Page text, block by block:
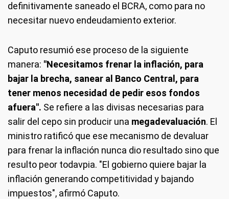
definitivamente saneado el BCRA, como para no
necesitar nuevo endeudamiento exterior.
Caputo resumió ese proceso de la siguiente
manera: "Necesitamos frenar la inflación, para
bajar la brecha, sanear al Banco Central, para
tener menos necesidad de pedir esos fondos
afuera". Se refiere a las divisas necesarias para
salir del cepo sin producir una megadevaluación. El
ministro ratificó que ese mecanismo de devaluar
para frenar la inflación nunca dio resultado sino que
resulto peor todavpia. "El gobierno quiere bajar la
inflación generando competitividad y bajando
impuestos", afirmó Caputo.